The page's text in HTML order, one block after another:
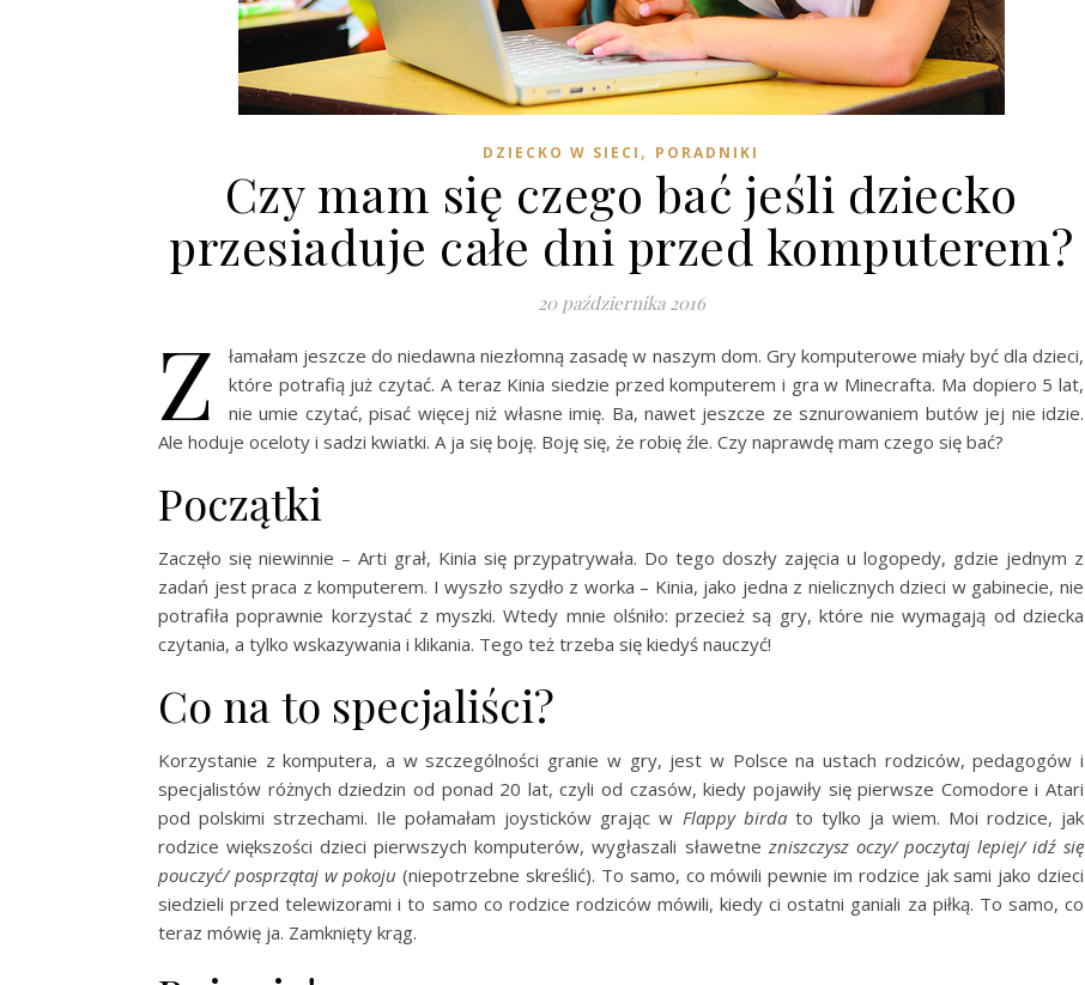
DZIECKO W SIECI , PORADNIKI
Czy mam się czego bać jeśli dziecko
przesiaduje całe dni przed komputerem?
20 października 2016
Z
łamałam jeszcze do niedawna niezłomną zasadę w naszym dom. Gry komputerowe miały być dla dzieci,
które potrafią już czytać. A teraz Kinia siedzie przed komputerem i gra w Minecrafta. Ma dopiero 5 lat,
nie umie czytać, pisać więcej niż własne imię. Ba, nawet jeszcze ze sznurowaniem butów jej nie idzie.
Ale hoduje oceloty i sadzi kwiatki. A ja się boję. Boję się, że robię źle. Czy naprawdę mam czego się bać?
Początki
Zaczęło się niewinnie – Arti grał, Kinia się przypatrywała. Do tego doszły zajęcia u logopedy, gdzie jednym z
zadań jest praca z komputerem. I wyszło szydło z worka – Kinia, jako jedna z nielicznych dzieci w gabinecie, nie
potrafiła poprawnie korzystać z myszki. Wtedy mnie olśniło: przecież są gry, które nie wymagają od dziecka
czytania, a tylko wskazywania i klikania. Tego też trzeba się kiedyś nauczyć!
Co na to specjaliści?
Korzystanie z komputera, a w szczególności granie w gry, jest w Polsce na ustach rodziców, pedagogów i
specjalistów różnych dziedzin od ponad 20 lat, czyli od czasów, kiedy pojawiły się pierwsze Comodore i Atari
pod polskimi strzechami. Ile połamałam joysticków grając w Flappy birdato tylko ja wiem. Moi rodzice, jak
rodzice większości dzieci pierwszych komputerów, wygłaszali sławetne zniszczysz oczy/ poczytaj lepiej/ idź się
pouczyć/ posprzątaj w pokoju (niepotrzebne skreślić). To samo, co mówili pewnie im rodzice jak sami jako dzieci
siedzieli przed telewizorami i to samo co rodzice rodziców mówili, kiedy ci ostatni ganiali za piłką. To samo, co
teraz mówię ja. Zamknięty krąg.